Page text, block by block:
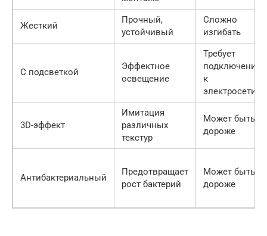
Жесткий
Прочный,
устойчивый
Сложно
изгибать
С подсветкой
Эффектное
освещение
Требует
подключения
к
электросети
3D-эффект
Имитация
различных
текстур
Может быть
дороже
Антибактериальный
Предотвращает
рост бактерий
Может быть
дороже